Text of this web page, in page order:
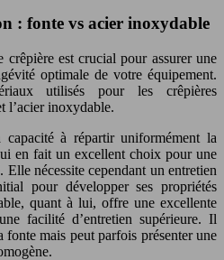
: fonte vs acier inoxydable
est crucial pour assurer une
optimale de votre équipement.
utilisés pour les crêpières
l’acier inoxydable.
à répartir uniformément la
en fait un excellent choix pour une
Elle nécessite cependant un entretien
pour développer ses propriétés
quant à lui, offre une excellente
facilité d’entretien supérieure. Il
mais peut parfois présenter une